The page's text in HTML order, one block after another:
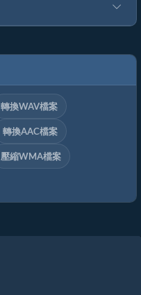
轉換WAV檔案
轉換AAC檔案
壓縮WMA檔案